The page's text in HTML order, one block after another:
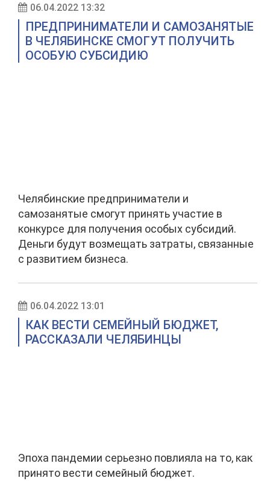
06.04.2022 13:32
ПРЕДПРИНИМАТЕЛИ И САМОЗАНЯТЫЕ
В ЧЕЛЯБИНСКЕ СМОГУТ ПОЛУЧИТЬ
ОСОБУЮ СУБСИДИЮ
Челябинские предприниматели и
самозанятые смогут принять участие в
конкурсе для получения особых субсидий.
Деньги будут возмещать затраты, связанные
с развитием бизнеса.
06.04.2022 13:01
КАК ВЕСТИ СЕМЕЙНЫЙ БЮДЖЕТ,
РАССКАЗАЛИ ЧЕЛЯБИНЦЫ
Эпоха пандемии серьезно повлияла на то, как
принято вести семейный бюджет.